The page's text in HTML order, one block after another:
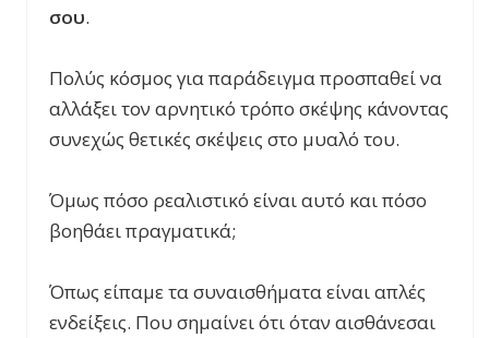
σου.
Πολύς κόσμος για παράδειγμα προσπαθεί να
αλλάξει τον αρνητικό τρόπο σκέψης κάνοντας
συνεχώς θετικές σκέψεις στο μυαλό του.
Όμως πόσο ρεαλιστικό είναι αυτό και πόσο
βοηθάει πραγματικά;
Όπως είπαμε τα συναισθήματα είναι απλές
ενδείξεις. Που σημαίνει ότι όταν αισθάνεσαι